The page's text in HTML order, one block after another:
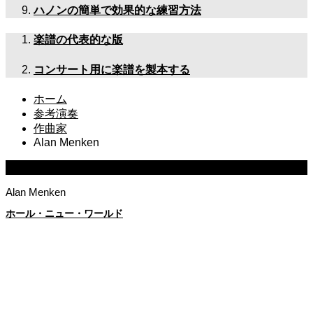
ハノンの簡単で効果的な練習方法
楽譜の代表的な版
コンサート用に楽譜を製本する
ホーム
参考演奏
作曲家
Alan Menken
Alan Menken
ホール・ニュー・ワールド